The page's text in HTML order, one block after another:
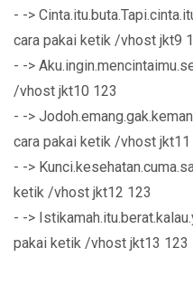
- ->
cara pakai ketik /vhost jkt9
- ->
/vhost jkt10 123
- ->
cara pakai ketik /vhost jkt11
- ->
ketik /vhost jkt12 123
- ->
pakai ketik /vhost jkt13 123